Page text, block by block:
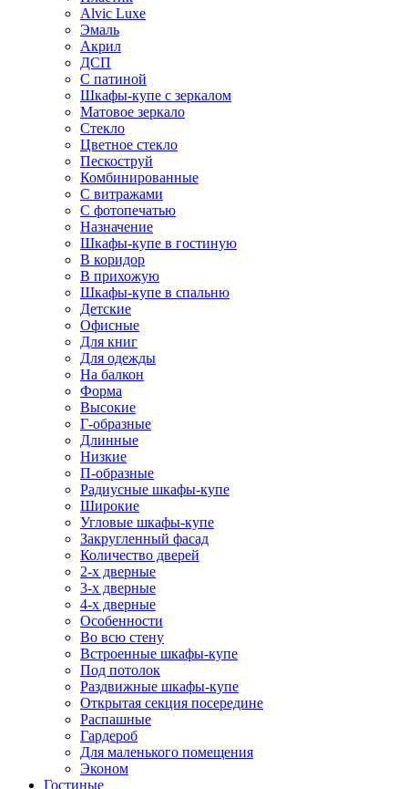
Alvic Luxe
Эмаль
Акрил
ДСП
С патиной
Шкафы-купе с зеркалом
Матовое зеркало
Стекло
Цветное стекло
Пескоструй
Комбинированные
С витражами
С фотопечатью
Назначение
Шкафы-купе в гостиную
В коридор
В прихожую
Шкафы-купе в спальню
Детские
Офисные
Для книг
Для одежды
На балкон
Форма
Высокие
Г-образные
Длинные
Низкие
П-образные
Радиусные шкафы-купе
Широкие
Угловые шкафы-купе
Закругленный фасад
Количество дверей
2-х дверные
3-х дверные
4-х дверные
Особенности
Во всю стену
Встроенные шкафы-купе
Под потолок
Раздвижные шкафы-купе
Открытая секция посередине
Распашные
Гардероб
Для маленького помещения
Эконом
Гостиные